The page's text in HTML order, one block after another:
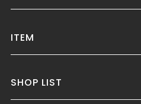
ITEM
SHOP LIST